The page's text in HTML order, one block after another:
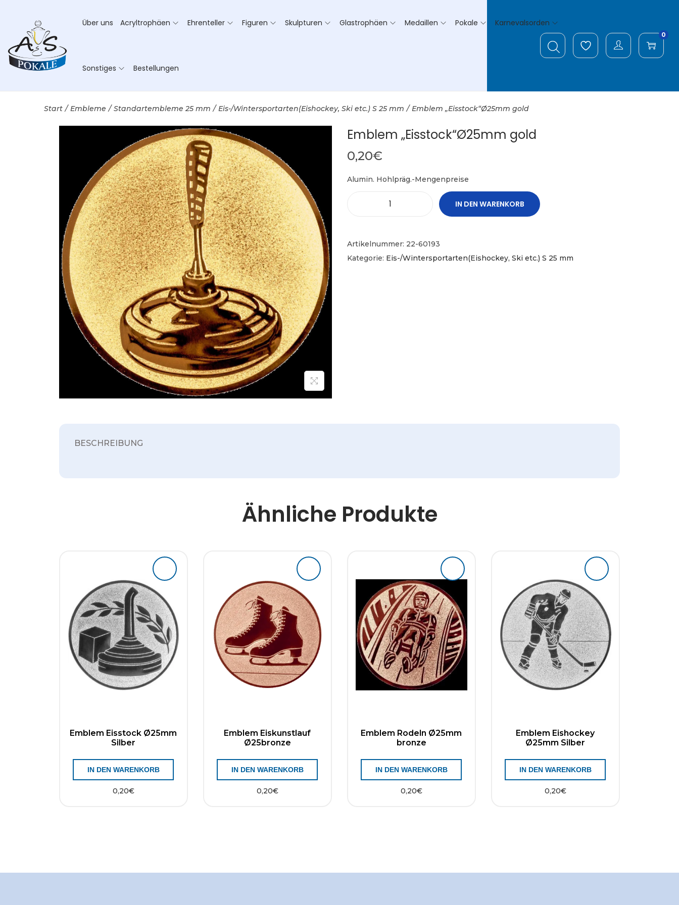
Über uns Acryltrophäen Ehrenteller Figuren Skulpturen Glastrophäen Medaillen Pokale Karnevalsorden
Sonstiges Bestellungen
0
Start / Embleme / Standartembleme 25 mm / Eis-/Wintersportarten(Eishockey, Ski etc.) S 25 mm / Emblem „Eisstock“Ø25mm gold
Emblem „Eisstock“Ø25mm gold
0,20€
Alumin. Hohlpräg.-Mengenpreise
IN DEN WARENKORB
Artikelnummer: 22-60193
Kategorie: Eis-/Wintersportarten(Eishockey, Ski etc.) S 25 mm
BESCHREIBUNG
Ähnliche Produkte
Emblem Eisstock Ø25mm
Silber
0,20€
IN DEN WARENKORB
Emblem Eiskunstlauf
Ø25bronze
0,20€
IN DEN WARENKORB
Emblem Rodeln Ø25mm
bronze
0,20€
IN DEN WARENKORB
Emblem Eishockey
Ø25mm Silber
0,20€
IN DEN WARENKORB